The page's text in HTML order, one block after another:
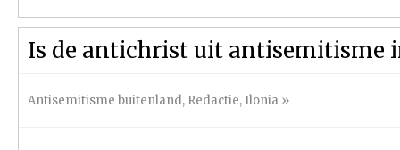
Is de antichrist uit antisemitisme
Antisemitisme buitenland, Redactie, Ilonia »